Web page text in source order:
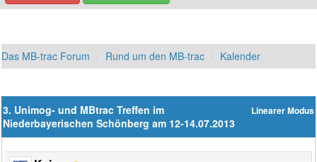
Das MB-trac Forum Rund um den MB-trac Kalender
Linearer Modus
3. Unimog- und MBtrac Treffen im
Niederbayerischen Schönberg am 12-14.07.2013